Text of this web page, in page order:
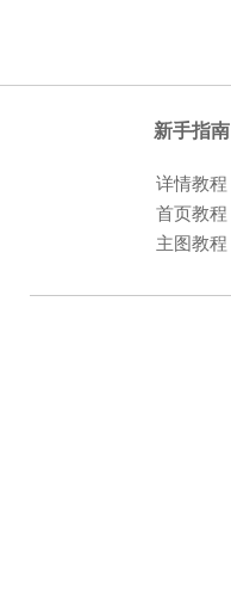
新手指南
详情教程
首页教程
主图教程